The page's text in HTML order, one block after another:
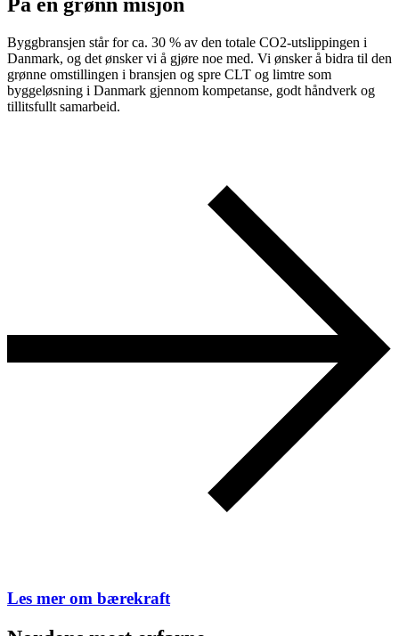
Byggbransjen står for ca. 30 % av den totale CO2-utslippingen i
Danmark, og det ønsker vi å gjøre noe med. Vi ønsker å bidra til den
grønne omstillingen i bransjen og spre CLT og limtre som
byggeløsning i Danmark gjennom kompetanse, godt håndverk og
tillitsfullt samarbeid.
Les mer om bærekraft